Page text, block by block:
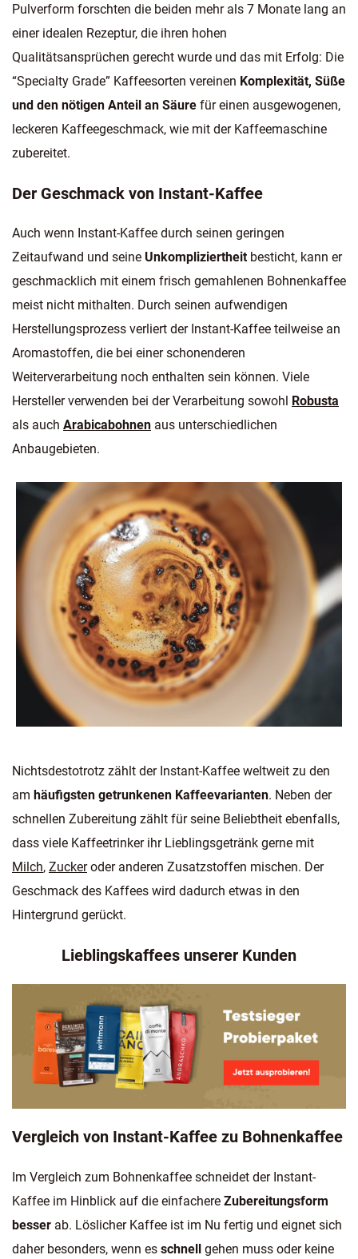
Pulverform forschten die beiden mehr als 7 Monate lang an
einer idealen Rezeptur, die ihren hohen
Qualitätsansprüchen gerecht wurde und das mit Erfolg: Die
“Specialty Grade” Kaffeesorten vereinen Komplexität, Süße
und den nötigen Anteil an Säure für einen ausgewogenen,
leckeren Kaffeegeschmack, wie mit der Kaffeemaschine
zubereitet.
Der Geschmack von Instant-Kaffee
Auch wenn Instant-Kaffee durch seinen geringen
Zeitaufwand und seine Unkompliziertheit besticht, kann er
geschmacklich mit einem frisch gemahlenen Bohnenkaffee
meist nicht mithalten. Durch seinen aufwendigen
Herstellungsprozess verliert der Instant-Kaffee teilweise an
Aromastoffen, die bei einer schonenderen
Weiterverarbeitung noch enthalten sein können. Viele
Hersteller verwenden bei der Verarbeitung sowohl
Robusta
als auch Arabicabohnen aus unterschiedlichen
Anbaugebieten.
Nichtsdestotrotz zählt der Instant-Kaffee weltweit zu den
am häufigsten getrunkenen Kaffeevarianten. Neben der
schnellen Zubereitung zählt für seine Beliebtheit ebenfalls,
dass viele Kaffeetrinker ihr Lieblingsgetränk gerne mit
Milch, Zuckeroder anderen Zusatzstoffen mischen. Der
Geschmack des Kaffees wird dadurch etwas in den
Hintergrund gerückt.
Lieblingskaffees unserer Kunden
Vergleich von Instant-Kaffee zu Bohnenkaffee
Im Vergleich zum Bohnenkaffee schneidet der Instant-
Kaffee im Hinblick auf die einfachere Zubereitungsform
besser ab. Löslicher Kaffee ist im Nu fertig und eignet sich
daher besonders, wenn es schnell gehen muss oder keine